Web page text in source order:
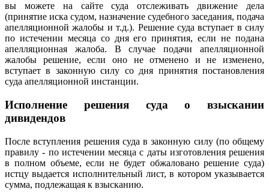
вы можете на сайте суда отслеживать движение дела
(принятие иска судом, назначение судебного заседания, подача
апелляционной жалобы и т.д.). Решение суда вступает в силу
по истечении месяца со дня его принятия, если не подана
апелляционная жалоба. В случае подачи апелляционной
жалобы решение, если оно не отменено и не изменено,
вступает в законную силу со дня принятия постановления
суда апелляционной инстанции.
Исполнение решения суда о взыскании
дивидендов
После вступления решения суда в законную силу (по общему
правилу - по истечении месяца с даты изготовления решения
в полном объеме, если не будет обжаловано решение суда)
истцу выдается исполнительный лист, в котором указывается
сумма, подлежащая к взысканию.